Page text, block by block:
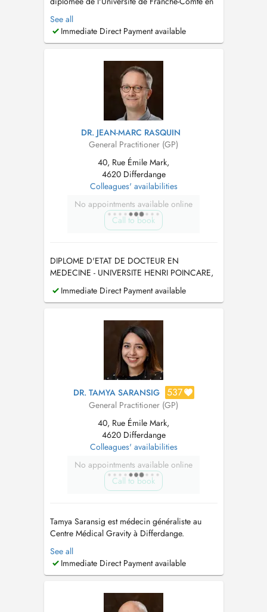
2023. Elle a suivi une formation approfondie
en Sciences Médicales (2014-2019) puis une
formation spécialisée en Médecine Générale
Consultation de médecine générale -...
See all
Immediate Direct Payment available
DR. JEAN-MARC RASQUIN
General Practitioner (GP)
40, Rue Émile Mark,
4620 Differdange
Colleagues' availabilities
No appointments available online
Call to book
DIPLOME D'ETAT DE DOCTEUR EN
MEDECINE - UNIVERSITE HENRI POINCARE,
NANCY 1
Immediate Direct Payment available
DR. TAMYA SARANSIG 537
General Practitioner (GP)
40, Rue Émile Mark,
4620 Differdange
Colleagues' availabilities
No appointments available online
Call to book
Tamya Saransig est médecin généraliste au
Centre Médical Gravity à Differdange.
Formation approfondie en Sciences médicales
à l'Université de Strasbourg de 2013 à 2019.
Spécialisation en Médecine générale à
Consultation pour enfants de plus de 2 ans. ...
See all
Immediate Direct Payment available